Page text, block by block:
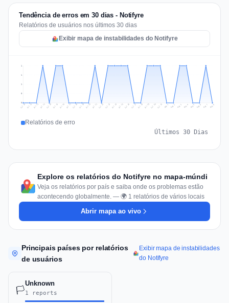
Tendência de erros em 30 dias - Notifyre
Relatórios de usuários nos últimos 30 dias
Exibir mapa de instabilidades do Notifyre
1
1
1
Jul 10 Jul 11 Jul 12 Jul 13 Jul 14 Jul 15 Jul 16 Jul 17 Jul 18 Jul 19 Jul 20 Jul 21 Jul 22 Jul 23 Jul 24 Jul 25 Jul 26 Jul 27 Jul 28 Jul 29 Jul 30 Jul 31 Aug 1 Aug 2 Aug 3 Aug 4 Aug 5 Aug 6 Aug 7 Aug 8
Relatórios de erro
Últimos 30 Dias
Explore os relatórios do Notifyre no mapa-múndi
Veja os relatórios por país e saiba onde os problemas estão
acontecendo globalmente. — 🌍 1 relatórios de vários locais
Abrir mapa ao vivo
Principais países por relatórios
de usuários
Exibir mapa de instabilidades
do Notifyre
🏳️
Unknown
1 reports